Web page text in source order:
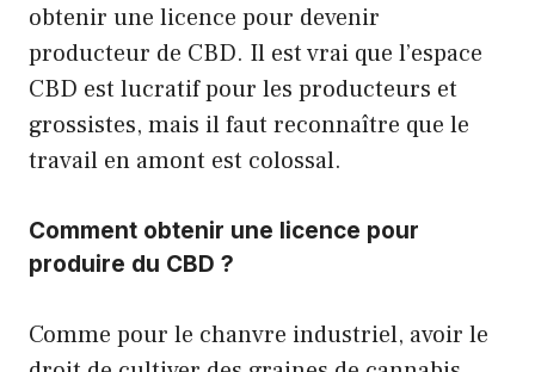
obtenir une licence pour devenir
producteur de CBD. Il est vrai que l’espace
CBD est lucratif pour les producteurs et
grossistes, mais il faut reconnaître que le
travail en amont est colossal.
Comment obtenir une licence pour
produire du CBD ?
Comme pour le chanvre industriel, avoir le